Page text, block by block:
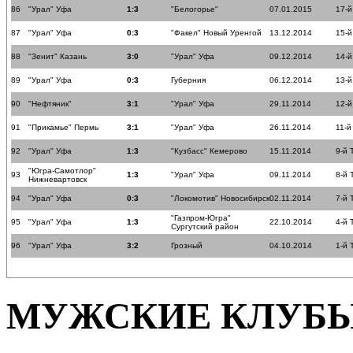
86 "Урал" Уфа 1:3 "Белогорье" 07.01.2015 17-
87 "Урал" Уфа 0:3 "Факел" Новый Уренгой 13.12.2014 15-
88 "Зенит" Казань 3:0 "Урал" Уфа 09.12.2014 14-
89 "Урал" Уфа 0:3 Губерния 06.12.2014 13-
90 "Нефтяник" 3:1 "Урал" Уфа 29.11.2014 12-
91 "Прикамье" Пермь 3:1 "Урал" Уфа 26.11.2014 11-й
92 "Урал" Уфа 1:3 "Кузбасс" Кемерово 15.11.2014 9-й
93
"Югра-Самотлор"
Нижневартовск
1:3 "Урал" Уфа 09.11.2014 8-й
94 "Урал" Уфа 0:3 "Локомотив" Новосибирск02.11.2014 7-й
95 "Урал" Уфа 1:3
"Газпром-Югра"
Сургутский район
22.10.2014 4-й
96 "Урал" Уфа 3:2 Грозный 04.10.2014 1-й
МУЖСКИЕ